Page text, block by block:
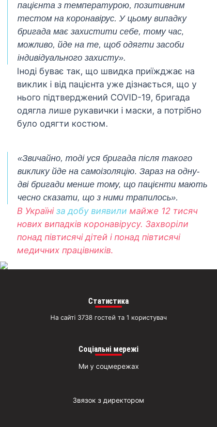
пацієнта з температурою, позитивним
тестом на коронавірус. У цьому випадку
бригада має захистити себе, тому час,
можливо, йде на те, щоб одягти засоби
індивідуального захисту».
Іноді буває так, що швидка приїжджає на
виклик і від пацієнта уже дізнається, що у
нього підтверджений COVID-19, бригада
одягла лише рукавички і маски, а потрібно
було одягти костюм.
«Звичайно, тоді уся бригада після такого
виклику йде на самоізоляцію. Зараз на одну-
дві бригади менше тому, що пацієнти мають
чесно сказати, що з ними трапилось».
В Україніза добу виявили майже 12 тисяч
нових випадків коронавірусу. Захворіли
понад півтисячі дітей і понад півтисячі
медичних працівників.
Статистика
На сайті 3738 гостей та 1 користувач
Соціальні мережі
Ми у соцмережах
Звязок з директором